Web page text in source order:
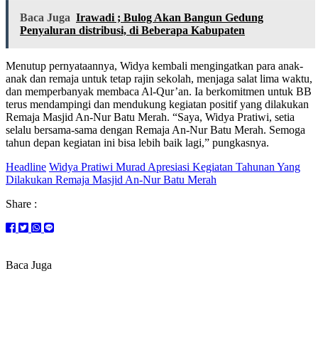
Baca Juga Irawadi ; Bulog Akan Bangun Gedung
Penyaluran distribusi, di Beberapa Kabupaten
Menutup pernyataannya, Widya kembali mengingatkan para anak-
anak dan remaja untuk tetap rajin sekolah, menjaga salat lima waktu,
dan memperbanyak membaca Al-Qur’an. Ia berkomitmen untuk BB
terus mendampingi dan mendukung kegiatan positif yang dilakukan
Remaja Masjid An-Nur Batu Merah. “Saya, Widya Pratiwi, setia
selalu bersama-sama dengan Remaja An-Nur Batu Merah. Semoga
tahun depan kegiatan ini bisa lebih baik lagi,” pungkasnya.
Headline Widya Pratiwi Murad Apresiasi Kegiatan Tahunan Yang
Dilakukan Remaja Masjid An-Nur Batu Merah
Share :
Baca Juga